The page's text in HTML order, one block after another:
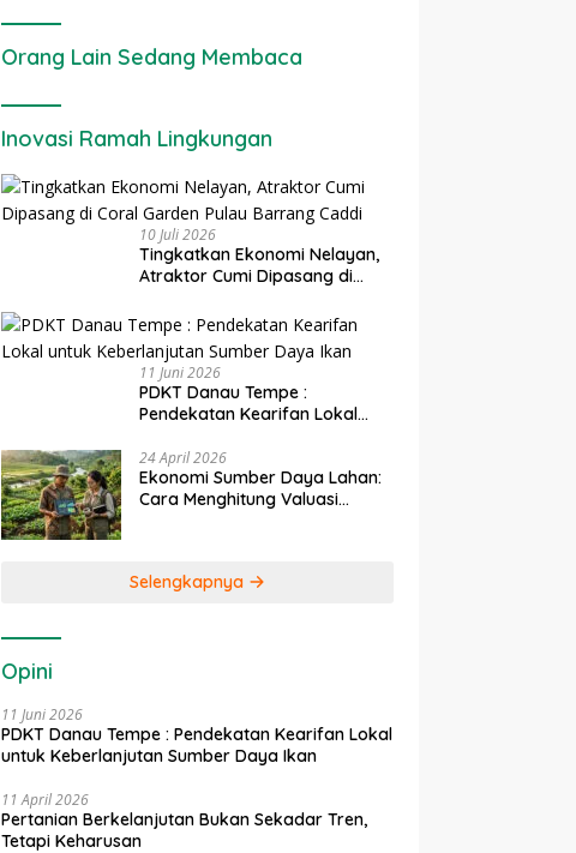
Orang Lain Sedang Membaca
Inovasi Ramah Lingkungan
10 Juli 2026
Tingkatkan Ekonomi Nelayan,
Atraktor Cumi Dipasang di
Caddi
11 Juni 2026
PDKT Danau Tempe :
Pendekatan Kearifan Lokal
Daya Ikan
24 April 2026
Ekonomi Sumber Daya Lahan:
Cara Menghitung Valuasi
Selengkapnya
Opini
11 Juni 2026
PDKT Danau Tempe : Pendekatan Kearifan Lokal
untuk Keberlanjutan Sumber Daya Ikan
11 April 2026
Pertanian Berkelanjutan Bukan Sekadar Tren,
Tetapi Keharusan